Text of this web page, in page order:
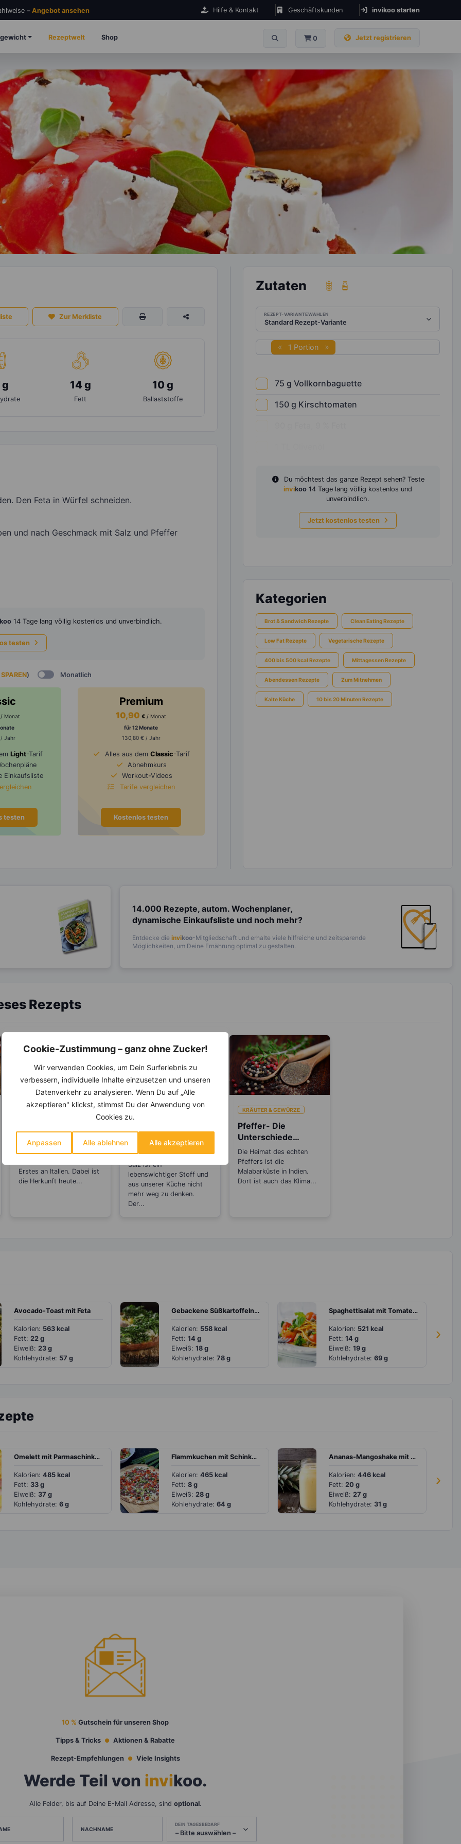
Cookie-Zustimmung – ganz ohne Zucker!
Wir verwenden Cookies, um Dein Surferlebnis zu
verbessern, individuelle Inhalte einzusetzen und unseren
Datenverkehr zu analysieren. Wenn Du auf „Alle
akzeptieren" klickst, stimmst Du der Anwendung von
Cookies zu.
Anpassen Alle ablehnen Alle akzeptieren
–Angebot ansehen Hilfe & Kontakt Geschäftskunden invikoo starten
Rezeptwelt Shop 0 Jetzt registrieren
Zur Merkliste
14 g
Fett
10 g
Ballaststoffe
Den Feta in Würfel schneiden.
und nach Geschmack mit Salz und Pfeffer
koo 14 Tage lang völlig kostenlos und unverbindlich.
testen
) Monatlich
/ Monat
Jahr
Light-Tarif
Einkaufsliste
testen
Premium
10,90€ / Monat
für 12 Monate
130,80 € / Jahr
Alles aus dem Classic-Tarif
Abnehmkurs
Workout-Videos
Tarife vergleichen
Kostenlos testen
Zutaten
REZEPT-VARIANTE WÄHLEN
1 Portion
75 g Vollkornbaguette
150 g Kirschtomaten
Du möchtest das ganze Rezept sehen? Teste
invikoo 14 Tage lang völlig kostenlos und
unverbindlich.
Jetzt kostenlos testen
Kategorien
Brot & Sandwich Rezepte Clean Eating Rezepte
Low Fat Rezepte Vegetarische Rezepte
400 bis 500 kcal Rezepte Mittagessen Rezepte
Abendessen Rezepte Zum Mitnehmen
Kalte Küche 10 bis 20 Minuten Rezepte
14.000 Rezepte, autom. Wochenplaner,
dynamische Einkaufsliste und noch mehr?
Entdecke die invikoo-Mitgliedschaft und erhalte viele hilfreiche und zeitsparende
Möglichkeiten, um Deine Ernährung optimal zu gestalten.
Rezepts
KRÄUTER & GEWÜRZE
verschiedene Arten
Der Geschmack und
Erstes an Italien. Dabei ist
die Herkunft heute...
ABNEHMEN
Salz – Die
Abnehmbremse
Salz ist ein
lebenswichtiger Stoff und
aus unserer Küche nicht
mehr weg zu denken.
Der...
KRÄUTER & GEWÜRZE
Pfeffer- Die
Unterschiede
zwischen den
Sorten
Die Heimat des echten
Pfeffers ist die
Malabarküste in Indien.
Dort ist auch das Klima...
›
Avocado-Toast mit Feta
Kalorien: 563 kcal
Fett: 22 g
Eiweiß: 23 g
Kohlehydrate: 57 g
Gebackene Süßkartoffeln mit Grünkohl und Käse
Kalorien: 558 kcal
Fett: 14 g
Eiweiß: 18 g
Kohlehydrate: 78 g
Spaghettisalat mit Tomaten, Brokkoli und Kapern
Kalorien: 521 kcal
Fett: 14 g
Eiweiß: 19 g
Kohlehydrate: 69 g
›
Omelett mit Parmaschinken und Rucola
Kalorien: 485 kcal
Fett: 33 g
Eiweiß: 37 g
Kohlehydrate: 6 g
Flammkuchen mit Schinkenspeck, Paprika und Frühlingszwiebeln
Kalorien: 465 kcal
Fett: 8 g
Eiweiß: 28 g
Kohlehydrate: 64 g
Ananas-Mangoshake mit Quark
Kalorien: 446 kcal
Fett: 20 g
Eiweiß: 27 g
Kohlehydrate: 31 g
10 % Gutschein für unseren Shop
Tipps & Tricks Aktionen & Rabatte
Rezept-Empfehlungen Viele Insights
Werde Teil von invikoo.
Alle Felder, bis auf Deine E-Mail Adresse, sind optional.
NACHNAME
DEIN TAGESBEDARF